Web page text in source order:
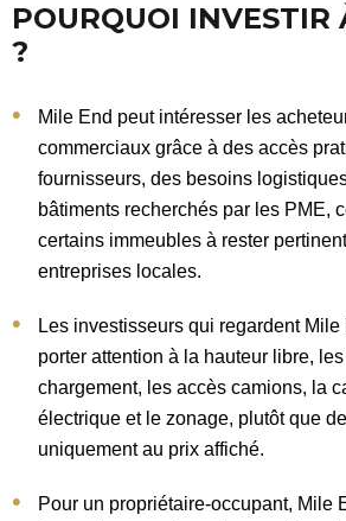
POURQUOI INVESTIR
?
Mile End peut intéresser les
commerciaux grâce à des accès
fournisseurs, des besoins
bâtiments recherchés par les PME,
certains immeubles à rester
entreprises locales.
Les investisseurs qui regardent
porter attention à la hauteur libre,
chargement, les accès camions, la
électrique et le zonage, plutôt que
uniquement au prix affiché.
Pour un propriétaire-occupant, Mile